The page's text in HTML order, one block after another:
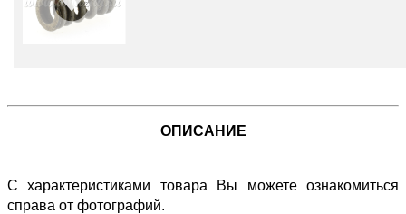
ОПИСАНИЕ
С характеристиками товара Вы можете ознакомиться
справа от фотографий.